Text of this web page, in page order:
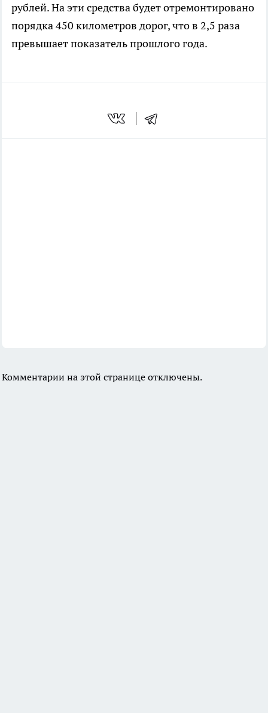
рублей. На эти средства будет отремонтировано
порядка 450 километров дорог, что в 2,5 раза
превышает показатель прошлого года.
Комментарии на этой странице отключены.